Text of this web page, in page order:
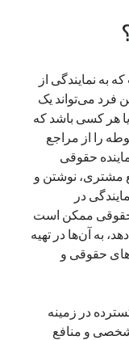
به نمایندگی از
فرد می‌تواند یک
هر کسی باشد که
را از مراجع
حقوقی
مشتری، نوشتن و
در
حقوقی ممکن است
به آن‌ها در تهیه
حقوقی و
در زمینه
و منافع